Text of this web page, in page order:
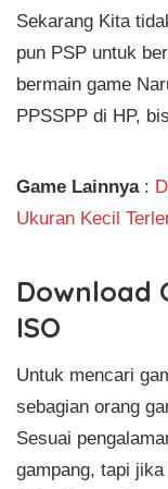
Sekarang Kita
pun PSP untuk
bermain game
PPSSPP di HP,
Game Lainnya :
Ukuran Kecil
Download
ISO
Untuk mencari
sebagian orang
Sesuai
gampang, tapi